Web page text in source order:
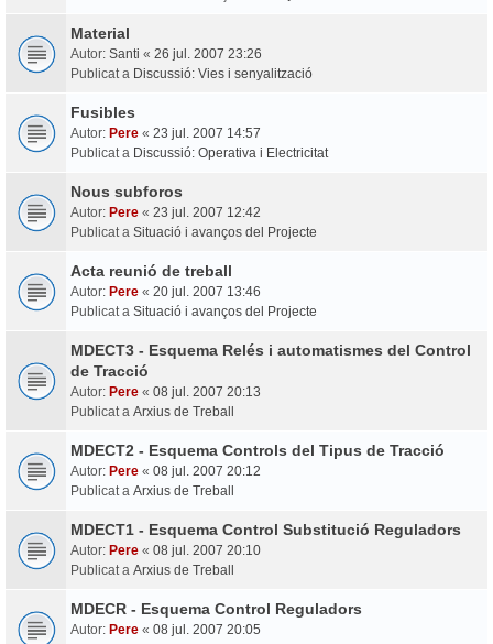
Material
Autor: Santi « 26 jul. 2007 23:26
Publicat a Discussió: Vies i senyalització
Fusibles
Autor: Pere « 23 jul. 2007 14:57
Publicat a Discussió: Operativa i Electricitat
Nous subforos
Autor: Pere « 23 jul. 2007 12:42
Publicat a Situació i avanços del Projecte
Acta reunió de treball
Autor: Pere « 20 jul. 2007 13:46
Publicat a Situació i avanços del Projecte
MDECT3 - Esquema Relés i automatismes del Control
de Tracció
Autor: Pere « 08 jul. 2007 20:13
Publicat a Arxius de Treball
MDECT2 - Esquema Controls del Tipus de Tracció
Autor: Pere « 08 jul. 2007 20:12
Publicat a Arxius de Treball
MDECT1 - Esquema Control Substitució Reguladors
Autor: Pere « 08 jul. 2007 20:10
Publicat a Arxius de Treball
MDECR - Esquema Control Reguladors
Autor: Pere « 08 jul. 2007 20:05